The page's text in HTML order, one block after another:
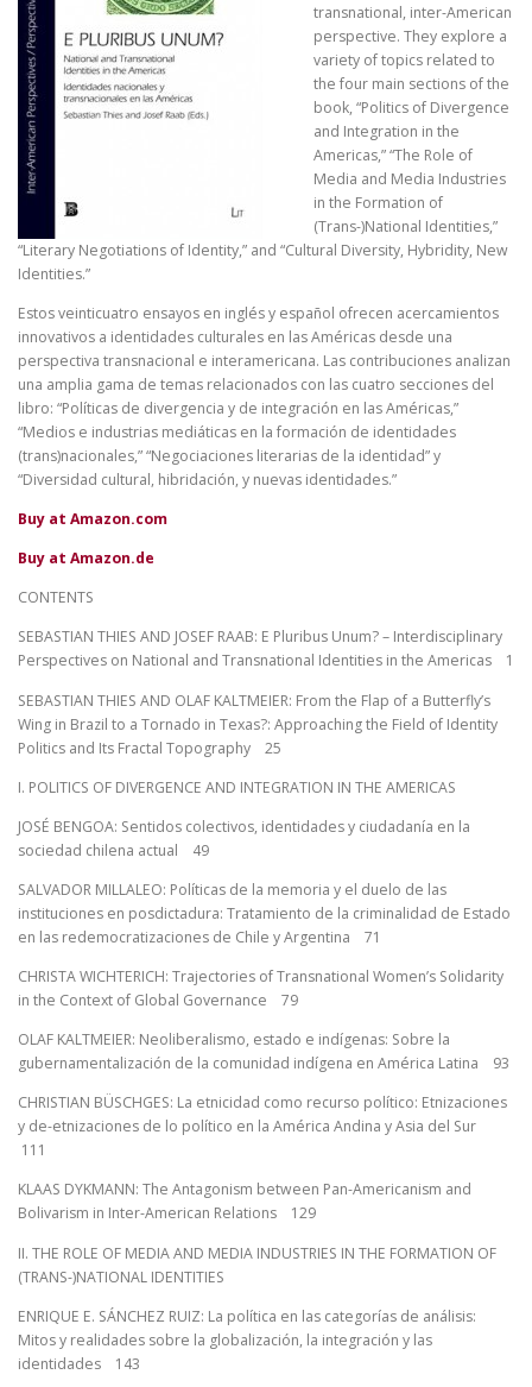
transnational, inter-American
perspective. They explore a
variety of topics related to
the four main sections of the
book, “Politics of Divergence
and Integration in the
Americas,” “The Role of
Media and Media Industries
in the Formation of
(Trans-)National Identities,”
“Literary Negotiations of Identity,” and “Cultural Diversity, Hybridity, New
Identities.”
Estos veinticuatro ensayos en inglés y español ofrecen acercamientos
innovativos a identidades culturales en las Américas desde una
perspectiva transnacional e interamericana. Las contribuciones analizan
una amplia gama de temas relacionados con las cuatro secciones del
libro: “Políticas de divergencia y de integración en las Américas,”
“Medios e industrias mediáticas en la formación de identidades
(trans)nacionales,” “Negociaciones literarias de la identidad” y
“Diversidad cultural, hibridación, y nuevas identidades.”
Buy at Amazon.com
Buy at Amazon.de
CONTENTS
SEBASTIAN THIES AND JOSEF RAAB: E Pluribus Unum? – Interdisciplinary
Perspectives on National and Transnational Identities in the Americas 1
SEBASTIAN THIES AND OLAF KALTMEIER: From the Flap of a Butterfly’s
Wing in Brazil to a Tornado in Texas?: Approaching the Field of Identity
Politics and Its Fractal Topography 25
I. POLITICS OF DIVERGENCE AND INTEGRATION IN THE AMERICAS
JOSÉ BENGOA: Sentidos colectivos, identidades y ciudadanía en la
sociedad chilena actual 49
SALVADOR MILLALEO: Políticas de la memoria y el duelo de las
instituciones en posdictadura: Tratamiento de la criminalidad de Estado
en las redemocratizaciones de Chile y Argentina 71
CHRISTA WICHTERICH: Trajectories of Transnational Women’s Solidarity
in the Context of Global Governance 79
OLAF KALTMEIER: Neoliberalismo, estado e indígenas: Sobre la
gubernamentalización de la comunidad indígena en América Latina 93
CHRISTIAN BÜSCHGES: La etnicidad como recurso político: Etnizaciones
y de-etnizaciones de lo político en la América Andina y Asia del Sur
111
KLAAS DYKMANN: The Antagonism between Pan-Americanism and
Bolivarism in Inter-American Relations 129
II. THE ROLE OF MEDIA AND MEDIA INDUSTRIES IN THE FORMATION OF
(TRANS-)NATIONAL IDENTITIES
ENRIQUE E. SÁNCHEZ RUIZ: La política en las categorías de análisis:
Mitos y realidades sobre la globalización, la integración y las
identidades 143